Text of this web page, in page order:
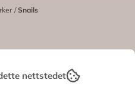
/Snails
Produktene er naturlige,
nettstedet